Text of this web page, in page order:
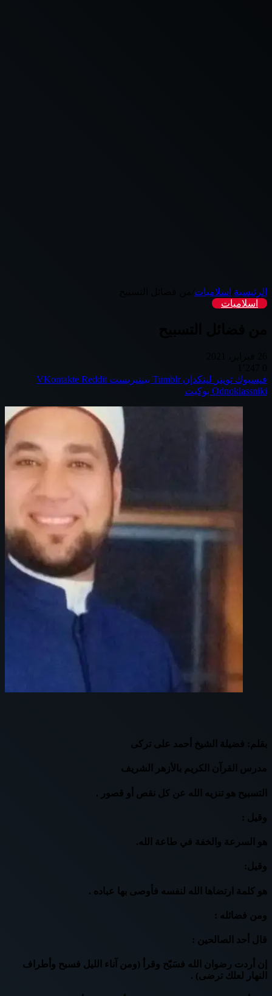
الرئيسية اسلاميات
اسلاميات
فيسبوك تويتر لينكدإن بينتيريست
Odnoklassniki بوكيت
⁦⁩بقلم: فضيلة الشيخ أحمد على تركى
⁦⁩مدرس القرآن الكريم بالأزهر الشريف
التسبيح هو تنزيه الله عن كل نقص أو قصور .
وقيل :
هو السرعة والخفة في طاعة الله.
وقيل:
هو كلمة ارتضاها الله لنفسه فأوصى بها عباده .
ومن فضائله :
قال أحد الصالحين :
إن أردت رضوان الله فسَبّح وقرأ (ومن آناء الليل فسبح وأطراف
النهار لعلك ترضى) .